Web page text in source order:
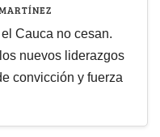
Cauca no cesan.
nuevos liderazgos
convicción y fuerza